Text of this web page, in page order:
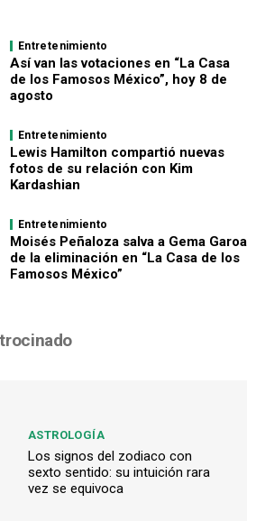
Entretenimiento
Así van las votaciones en “La Casa
de los Famosos México”, hoy 8 de
agosto
Entretenimiento
Lewis Hamilton compartió nuevas
fotos de su relación con Kim
Kardashian
Entretenimiento
Moisés Peñaloza salva a Gema Garoa
de la eliminación en “La Casa de los
Famosos México”
ASTROLOGÍA
Los signos del zodiaco con
sexto sentido: su intuición rara
vez se equivoca